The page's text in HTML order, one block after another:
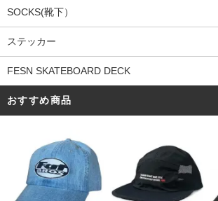
SOCKS(靴下）
ステッカー
FESN SKATEBOARD DECK
おすすめ商品